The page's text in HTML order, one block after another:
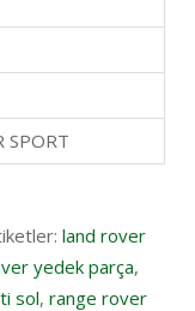
SPORT
land rover
yedek parça,
sol, range rover